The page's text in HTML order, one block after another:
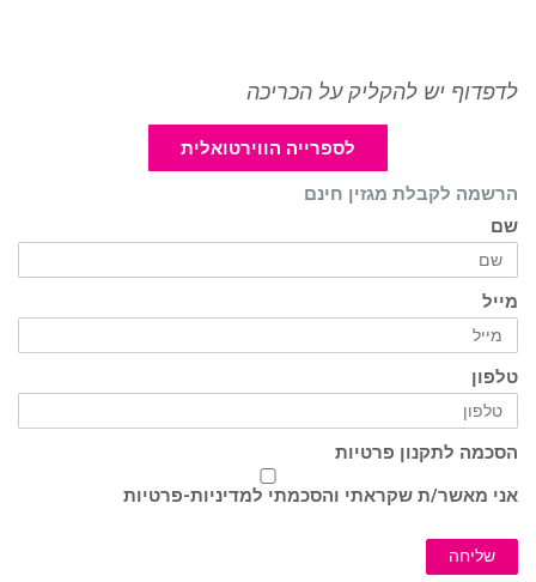
לדפדוף יש להקליק על הכריכה
לספרייה הווירטואלית
הרשמה לקבלת מגזין חינם
שם
מייל
טלפון
הסכמה לתקנון פרטיות
אני מאשר/ת שקראתי והסכמתי למדיניות-פרטיות
שליחה